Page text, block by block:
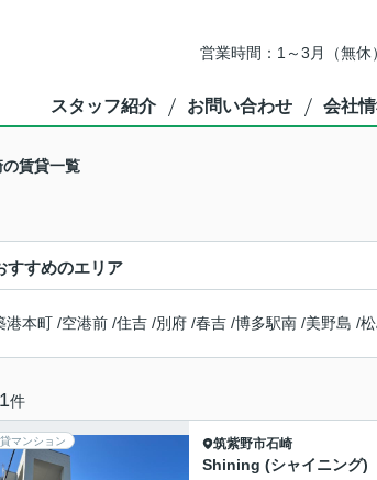
営業時間：1～3月（無
スタッフ紹介 お問い合わせ 会社
の賃貸一覧
すすめのエリア
港本町 /空港前 /住吉 /別府 /春吉 /博多駅南 /美野島 /
1件
マンション 筑紫野市石崎
Shining (シャイニング)